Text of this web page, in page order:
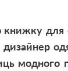
для
дизайнер
модного